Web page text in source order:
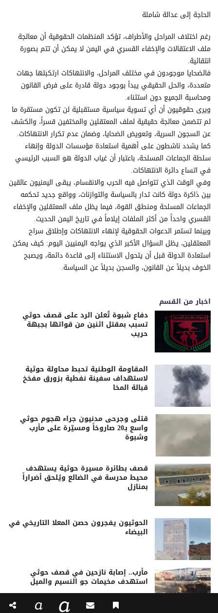
الحاجة إلى عدالة شاملة
رغم اختلاف المراحل والأطراف، تؤكد المنظمات الحقوقية أن معالجة
ملف الاعتقالات والإخفاء القسري في اليمن لا يمكن أن تتم بصورة
انتقائية.
فالضحايا موجودون في مختلف المراحل، والانتهاكات ارتكبتها جهات
متعددة، والحل الحقيقي يبدأ بوجود دولة قادرة على فرض القانون
ومحاسبة الجميع دون استثناء.
ويرى حقوقيون أن أي تسوية سياسية مستقبلية لن تكون مستقرة ما
لم تتضمن معالجة حقيقية لملف المعتقلين والمختفين قسراً، والكشف
عن السجون السرية، وتعويض الضحايا، وضمان عدم تكرار الانتهاكات.
كما يشدد ناشطون على أهمية استعادة مؤسسات الدولة وإنهاء
سلطة الجماعات المسلحة، باعتبار أن غياب الدولة هو السبب الرئيسي
في اتساع دائرة الانتهاكات.
وفي الوقت الذي تتواصل فيه الحرب والانقسام، يبقى اليمنيون عالقين
بين ذاكرة دولة كانت تدار بالسياسة والتوازنات، وواقع جديد تحكمه
الجماعات المسلحة ومنطق القوة، فيما يظل ملف المعتقلين والإخفاء
القسري واحداً من أكثر الملفات إيلاماً في تاريخ اليمن الحديث.
وبينما تستمر الدعوات الحقوقية لإنهاء الانتهاكات وإطلاق سراح
المعتقلين، يظل السؤال الأكبر الذي يواجه اليمنيين اليوم: كيف يمكن
استعادة الدولة قبل أن يتحول الاستثناء إلى قاعدة دائمة، ويصبح
الخوف بديلاً عن القانون، والسجن بديلاً عن السياسة.
اخبار من القسم
دفاع شبوة تُعلن الرد على قصف حوثي
تسبب بمقتل اثنين من قواتها بجبهة
حريب
المقاومة الوطنية تحبط محاولة حوثية
لاستهداف سفينة نفطية بزورق مفخخ
قبالة المخا
قتلى وجرحى مدنيون جراء هجوم حوثي
واسع بـ20 صاروخاً ومسيّرة على مأرب
وشبوة
قصف بطائرة مسيرة حوثية يستهدف
محيط مدرسة في الضالع ويُلحق أضراراً
بمنازل
الحوثيون يفجرون حصن المعلا التاريخي في
البيضاء
مأرب.. إصابة نازحين في قصف حوثي
استهدف مخيمات جو النسيم والميل
a a